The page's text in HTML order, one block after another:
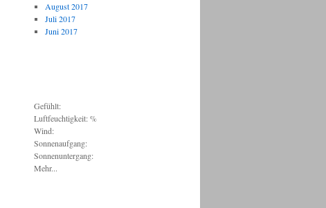
August 2017
Juli 2017
Juni 2017
Gefühlt:
Luftfeuchtigkeit: %
Wind:
Sonnenaufgang:
Sonnenuntergang:
Mehr...